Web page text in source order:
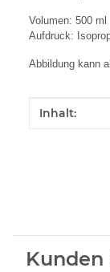
Volumen: 500 ml
Aufdruck:
Abbildung kann
Wert
Inhalt: